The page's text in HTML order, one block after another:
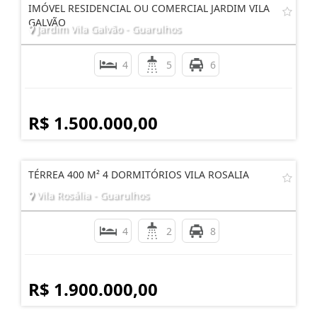
IMÓVEL RESIDENCIAL OU COMERCIAL JARDIM VILA
GALVÃO
Jardim Vila Galvão - Guarulhos
4 5 6
R$ 1.500.000,00
TÉRREA 400 M² 4 DORMITÓRIOS VILA ROSALIA
Vila Rosália - Guarulhos
4 2 8
R$ 1.900.000,00